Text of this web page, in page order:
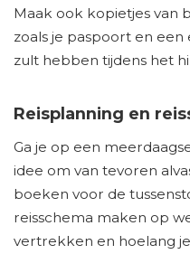
Maak ook kopietjes van
zoals je paspoort en
zult hebben tijdens het
Reisplanning en
Ga je op een
idee om van tevoren
boeken voor de
reisschema maken op
vertrekken en hoelang